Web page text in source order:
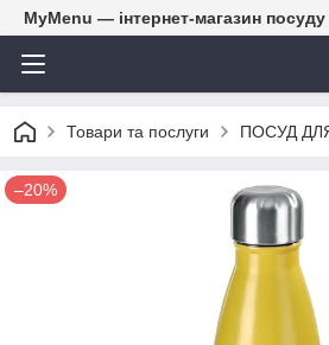
MyMenu — інтернет-магазин
Товари та послуги ПОСУД
–20%